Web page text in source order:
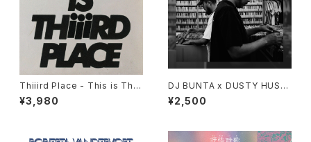
Thiiird Place - This is Thiii
rd Place "LP"
¥3,980
DJ BUNTA x DUSTY HUSK
Y - 47 CAMPiN DIGGiN "C
D"
¥2,500